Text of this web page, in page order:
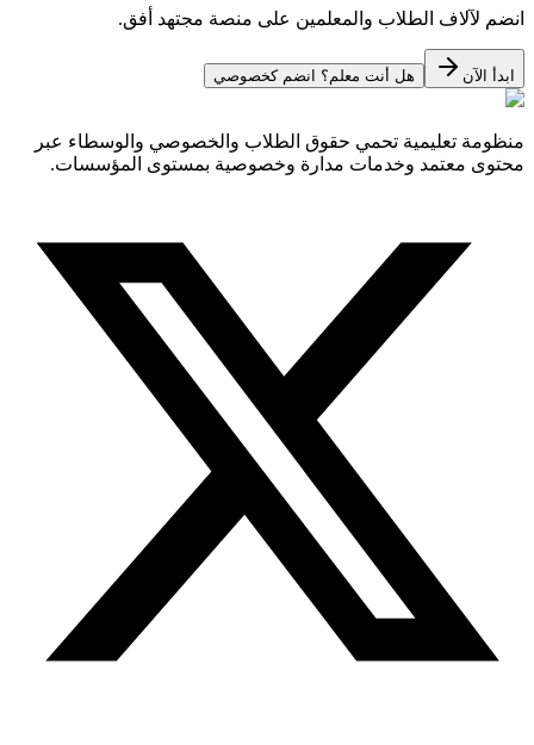
انضم لآلاف الطلاب والمعلمين على منصة مجتهد أفق.
ابدأ الآن هل أنت معلم؟ انضم كخصوصي
منظومة تعليمية تحمي حقوق الطلاب والخصوصي والوسطاء عبر
محتوى معتمد وخدمات مدارة وخصوصية بمستوى المؤسسات.